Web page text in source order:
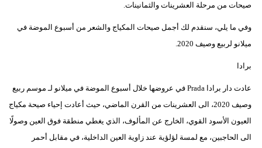
صيحات من مرحلة العشرينات والثمانينات.
وفي ما يلي، سنقدم لك أجمل صيحات المكياج والشعر من أسبوع الموضة في
ميلانو لربيع وصيف 2020.
برادا
عادت دار برادا Prada في عروضها خلال أسبوع الموضة في ميلانو لـ موسم ربيع
وصيف 2020، الى العشرينات من القرن الماضي، حيث أعادت إحياء صيحة مكياج
العيون الأسود القوي، الخارج عن المألوف، الذي يغطي منطقة فوق العين وصولًا
الى الحاجبين، مع لمسة لؤلؤية عند زاوية العين الداخلية، في مقابل أحمر